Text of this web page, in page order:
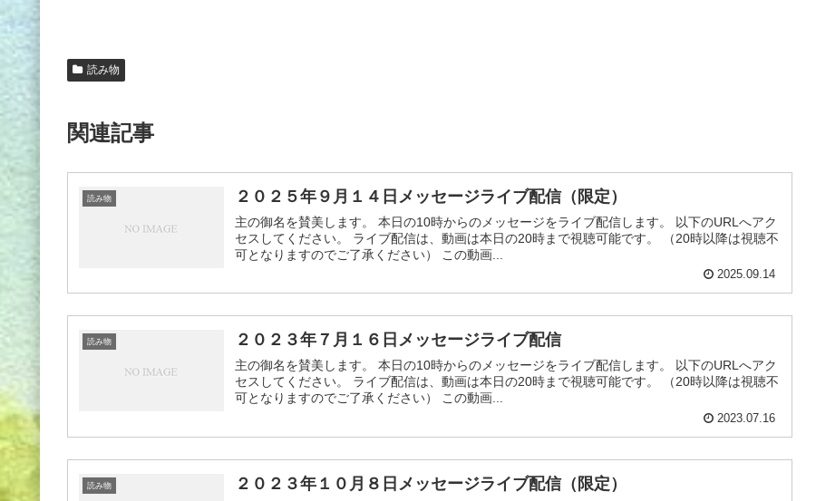
読み物
関連記事
読み物 ２０２５年９月１４日メッセージライブ配信（限定）
主の御名を賛美します。 本日の10時からのメッセージをライブ配信します。 以下のURLへアク
セスしてください。 ライブ配信は、動画は本日の20時まで視聴可能です。 （20時以降は視聴不
可となりますのでご了承ください） この動画...
2025.09.14
読み物 ２０２３年７月１６日メッセージライブ配信
主の御名を賛美します。 本日の10時からのメッセージをライブ配信します。 以下のURLへアク
セスしてください。 ライブ配信は、動画は本日の20時まで視聴可能です。 （20時以降は視聴不
可となりますのでご了承ください） この動画...
2023.07.16
読み物 ２０２３年１０月８日メッセージライブ配信（限定）